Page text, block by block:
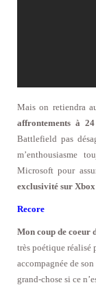
Mais on retiendra
affrontements à
Battlefield pas
m’enthousiasme
Microsoft pour
exclusivité sur
Recore
Mon coup de coeur
très poétique réalisé
accompagnée de
grand-chose si ce